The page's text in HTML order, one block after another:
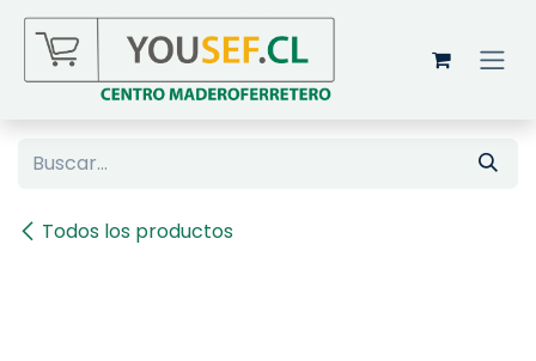
Ir al contenido
Todos los productos